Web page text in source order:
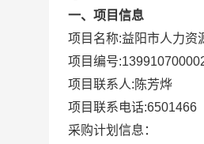
一、项目信息
项目名称:益阳市人力资
项目编号:
项目联系人: 陈芳烨
项目联系电话:6501466
采购计划信息：